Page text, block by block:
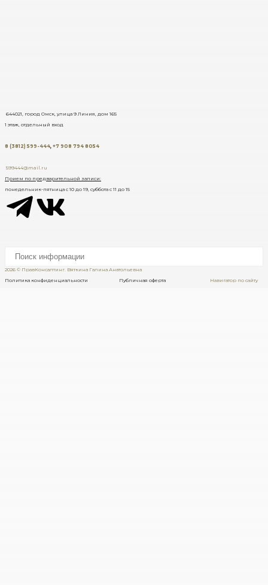
644021, город Омск, улица 9 Линия, дом 165
1 этаж, отдельный вход
8 (3812) 599-444 +7 908 794 8054
599444@mail.ru
Прием по предварительной записи:
понедельник-пятница с 10 до 19, суббота с 11 до 15
2026 © ПравКонсалтинг. Вяткина Галина Анатольевна
Политика конфиденциальности Публичная оферта Навигатор по сайту